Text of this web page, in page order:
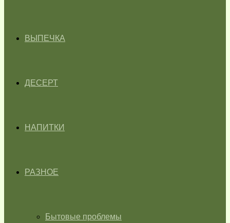
ВЫПЕЧКА
ДЕСЕРТ
НАПИТКИ
РАЗНОЕ
Бытовые проблемы